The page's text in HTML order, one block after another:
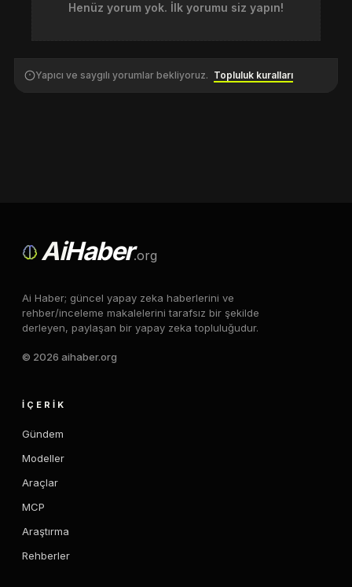
Henüz yorum yok. İlk yorumu siz yapın!
Yapıcı ve saygılı yorumlar bekliyoruz. Topluluk kuralları
AiHaber.org
Ai Haber; güncel yapay zeka haberlerini ve
rehber/inceleme makalelerini tarafsız bir şekilde
derleyen, paylaşan bir yapay zeka topluluğudur.
© 2026 aihaber.org
İÇERIK
Gündem
Modeller
Araçlar
MCP
Araştırma
Rehberler